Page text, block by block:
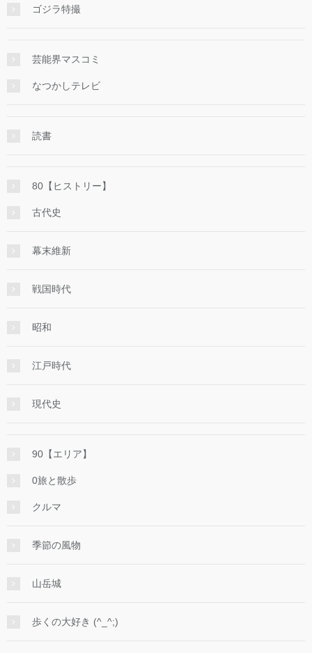
ゴジラ特撮
芸能界マスコミ
なつかしテレビ
読書
80【ヒストリー】
古代史
幕末維新
戦国時代
昭和
江戸時代
現代史
90【エリア】
0旅と散歩
クルマ
季節の風物
山岳城
歩くの大好き (^_^;)